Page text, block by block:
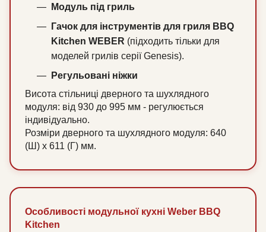
Модуль під гриль
Гачок для інструментів для гриля BBQ
Kitchen WEBER (підходить тільки для
моделей грилів серії Genesis).
Регульовані ніжки
Висота стільниці дверного та шухлядного
модуля: від 930 до 995 мм - регулюється
індивідуально.
Розміри дверного та шухлядного модуля: 640
(Ш) x 611 (Г) мм.
Особливості модульної кухні Weber BBQ
Kitchen